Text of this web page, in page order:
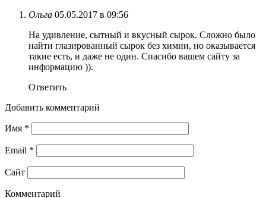
Ольга 05.05.2017 в 09:56
На удивление, сытный и вкусный сырок. Сложно было
найти глазированный сырок без химии, но оказывается
такие есть, и даже не один. Спасибо вашем сайту за
информацию )).
Ответить
Добавить комментарий
Имя *
Email *
Сайт
Комментарий